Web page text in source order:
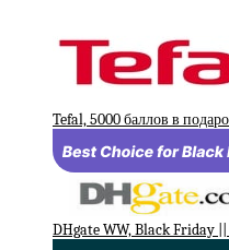
Tefal, 5000 баллов в
DHgate WW, Black Friday